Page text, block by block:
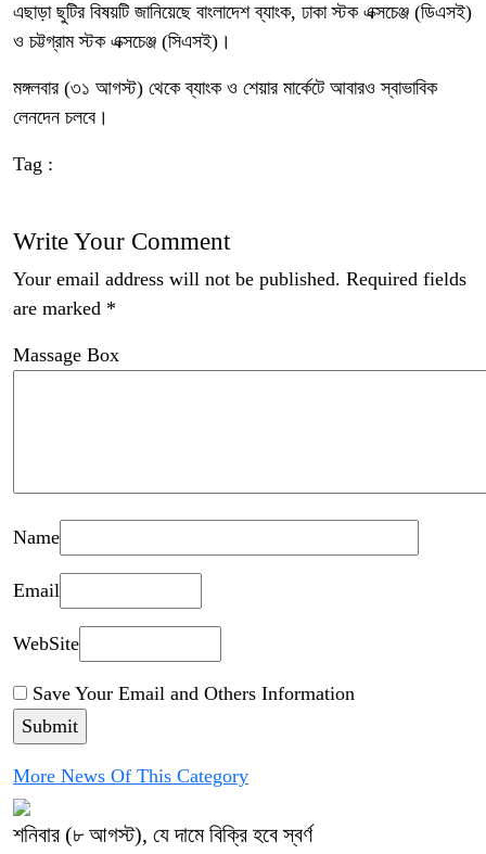
এছাড়া ছুটির বিষয়টি জানিয়েছে বাংলাদেশ ব্যাংক, ঢাকা স্টক এক্সচেঞ্জ (ডিএসই)
ও চট্টগ্রাম স্টক এক্সচেঞ্জ (সিএসই)।
মঙ্গলবার (৩১ আগস্ট) থেকে ব্যাংক ও শেয়ার মার্কেটে আবারও স্বাভাবিক
লেনদেন চলবে।
Tag :
Write Your Comment
Your email address will not be published. Required fields
are marked *
Massage Box
Name
Email
WebSite
Save Your Email and Others Information
More News Of This Category
শনিবার (৮ আগস্ট), যে দামে বিক্রি হবে স্বর্ণ